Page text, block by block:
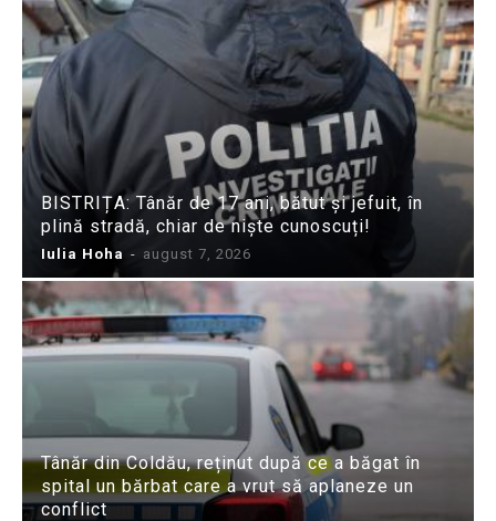
BISTRIȚA: Tânăr de 17 ani, bătut și jefuit, în
plină stradă, chiar de niște cunoscuți!
Iulia Hoha - august 7, 2026
Tânăr din Coldău, reținut după ce a băgat în
spital un bărbat care a vrut să aplaneze un
conflict